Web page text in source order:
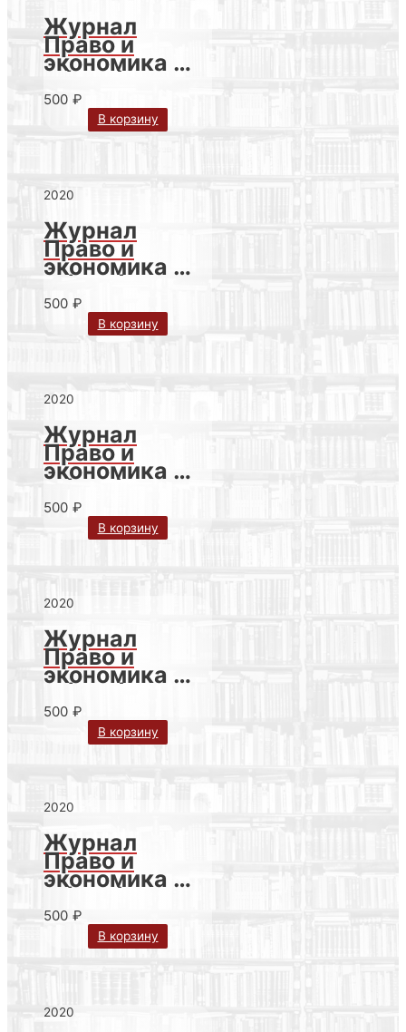
Журнал
Право и
экономика №
7 (389) за
2020 г.
500 ₽
В корзину
2020
Журнал
Право и
экономика №
6 (388) за
2020 г.
500 ₽
В корзину
2020
Журнал
Право и
экономика №
5 (387) за
2020 г.
500 ₽
В корзину
2020
Журнал
Право и
экономика №
4 (386) за
2020 г.
500 ₽
В корзину
2020
Журнал
Право и
экономика №
3 (385) за
2020 г.
500 ₽
В корзину
2020